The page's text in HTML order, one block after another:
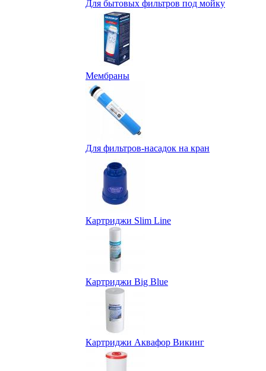
Для бытовых фильтров под мойку
Мембраны
Для фильтров-насадок на кран
Картриджи Slim Line
Картриджи Big Blue
Картриджи Аквафор Викинг